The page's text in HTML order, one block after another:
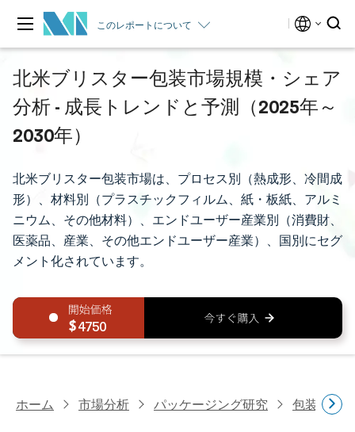
このレポートについて
北米ブリスター包装市場規模・シェア
分析 - 成長トレンドと予測（2025年～
2030年）
北米ブリスター包装市場は、プロセス別（熱成形、冷間成
形）、材料別（プラスチックフィルム、紙・板紙、アルミ
ニウム、その他材料）、エンドユーザー産業別（消費財、
医薬品、産業、その他エンドユーザー産業）、国別にセグ
メント化されています。
4750
ホーム 市場分析 パッケージング研究 包装製品